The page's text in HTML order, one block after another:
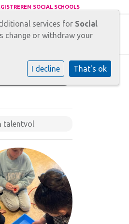
SOCIAL SCHOOLS
KENNISMAKEN
talentvol
services for Social
change or withdraw your
I decline That's ok